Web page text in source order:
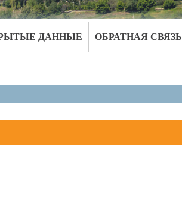
ДАННЫЕ ОБРАТНАЯ СВЯЗЬ